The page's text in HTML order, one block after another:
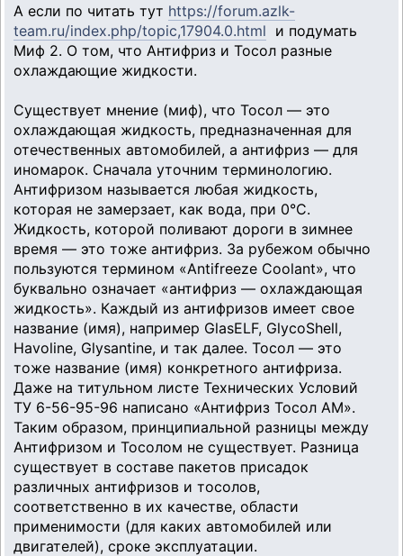
А если по читать тут https://forum.azlk-
team.ru/index.php/topic,17904.0.html и подумать
Миф 2. О том, что Антифриз и Тосол разные
охлаждающие жидкости.
Существует мнение (миф), что Тосол — это
охлаждающая жидкость, предназначенная для
отечественных автомобилей, а антифриз — для
иномарок. Сначала уточним терминологию.
Антифризом называется любая жидкость,
которая не замерзает, как вода, при 0°С.
Жидкость, которой поливают дороги в зимнее
время — это тоже антифриз. За рубежом обычно
пользуются термином «Antifreeze Coolant», что
буквально означает «антифриз — охлаждающая
жидкость». Каждый из антифризов имеет свое
название (имя), например GlasELF, GlycoShell,
Havoline, Glysantine, и так далее. Тосол — это
тоже название (имя) конкретного антифриза.
Даже на титульном листе Технических Условий
ТУ 6-56-95-96 написано «Антифриз Тосол АМ».
Таким образом, принципиальной разницы между
Антифризом и Тосолом не существует. Разница
существует в составе пакетов присадок
различных антифризов и тосолов,
соответственно в их качестве, области
применимости (для каких автомобилей или
двигателей), сроке эксплуатации.